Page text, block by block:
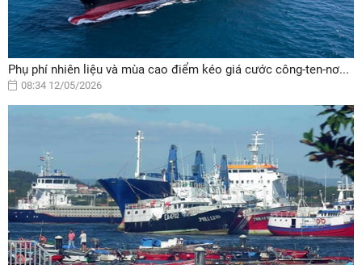
Phụ phí nhiên liệu và mùa cao điểm kéo giá cước công-ten-nơ...
08:34 12/05/2026